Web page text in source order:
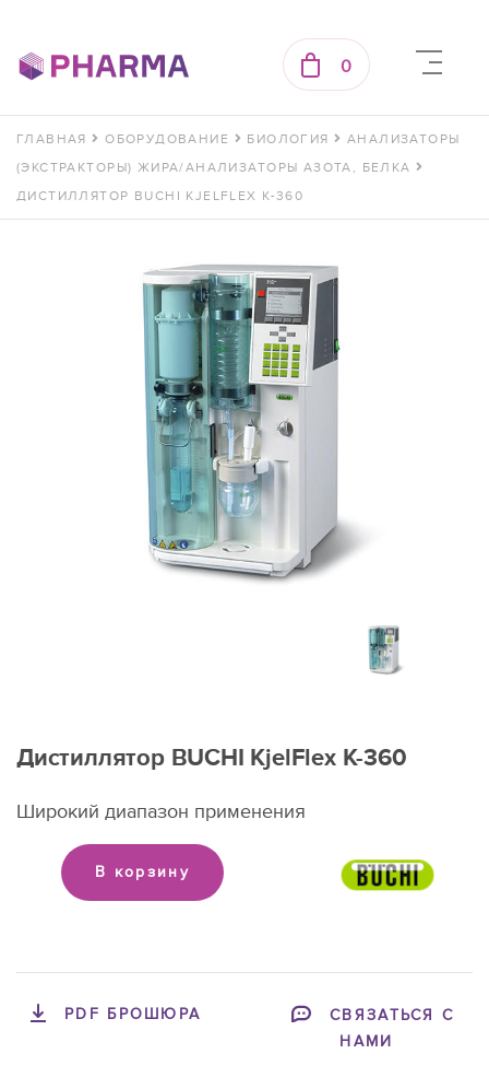
0
ГЛАВНАЯ ОБОРУДОВАНИЕ БИОЛОГИЯ
АНАЛИЗАТОРЫ
(ЭКСТРАКТОРЫ) ЖИРА/АНАЛИЗАТОРЫ АЗОТА, БЕЛКА
ДИСТИЛЛЯТОР BUCHI KJELFLEX K-360
Дистиллятор BUCHI KjelFlex K-360
Широкий диапазон применения
В корзину
PDF БРОШЮРА
СВЯЗАТЬСЯ С
НАМИ